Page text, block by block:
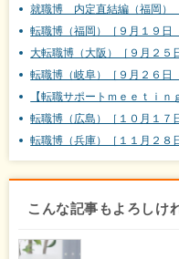
就職博 内定直結編（福岡）
転職博（福岡）［９月１９日
大転職博（大阪）［９月２５
転職博（岐阜）［９月２６日
【転職サポートｍｅｅｔｉ
転職博（広島）［１０月１７
転職博（兵庫）［１１月２８
こんな記事もよろしけ